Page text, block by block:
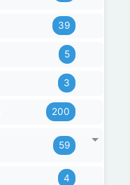
39
5
3
200
59
4